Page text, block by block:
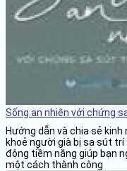
Sống an nhiên với chứng
Hướng dẫn và chia sẻ
khoẻ người già bị sa sút
động tiềm năng giúp bạn
một cách thành công